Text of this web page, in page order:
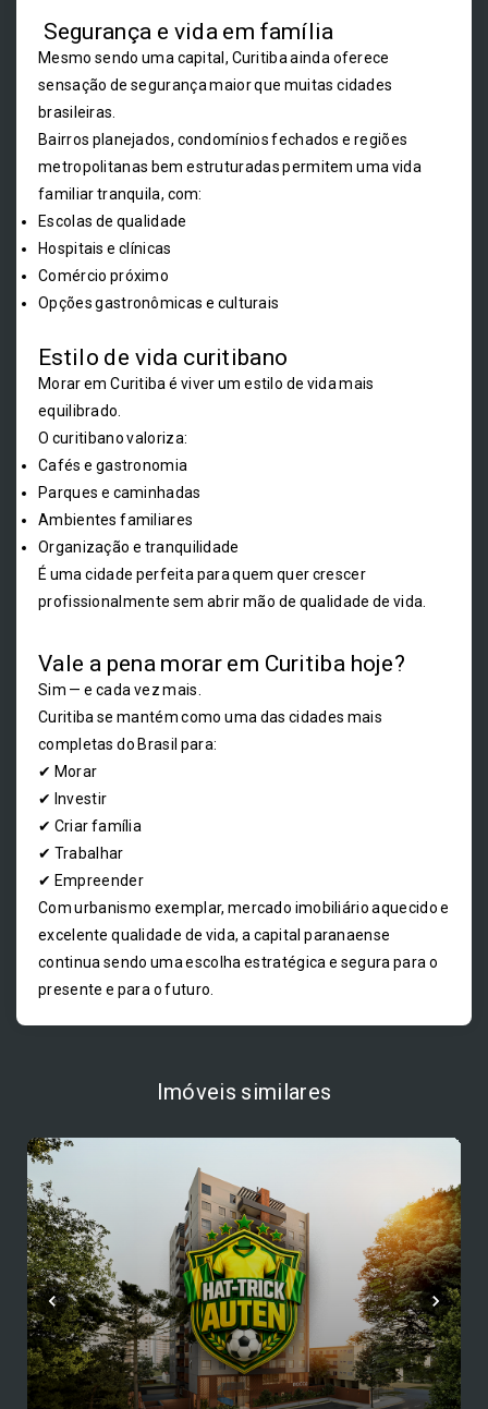
Segurança e vida em família
Mesmo sendo uma capital, Curitiba ainda oferece
sensação de segurança maior que muitas cidades
brasileiras.
Bairros planejados, condomínios fechados e regiões
metropolitanas bem estruturadas permitem uma vida
familiar tranquila, com:
Escolas de qualidade
Hospitais e clínicas
Comércio próximo
Opções gastronômicas e culturais
Estilo de vida curitibano
Morar em Curitiba é viver um estilo de vida mais
equilibrado.
O curitibano valoriza:
Cafés e gastronomia
Parques e caminhadas
Ambientes familiares
Organização e tranquilidade
É uma cidade perfeita para quem quer crescer
profissionalmente sem abrir mão de qualidade de vida.
Vale a pena morar em Curitiba hoje?
Sim — e cada vez mais.
Curitiba se mantém como uma das cidades mais
completas do Brasil para:
✔ Morar
✔ Investir
✔ Criar família
✔ Trabalhar
✔ Empreender
Com urbanismo exemplar, mercado imobiliário aquecido e
excelente qualidade de vida, a capital paranaense
continua sendo uma escolha estratégica e segura para o
presente e para o futuro.
Imóveis similares